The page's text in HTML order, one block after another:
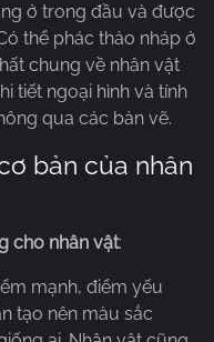
ở trong đầu và được
thể phác thảo nháp ở
chung về nhân vật
tiết ngoại hình và tính
qua các bản vẽ.
bản của nhân
cho nhân vật:
mạnh, điểm yếu
tạo nên màu sắc